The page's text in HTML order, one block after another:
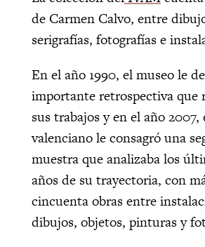
de Carmen Calvo, entre
serigrafías, fotografías e
En el año 1990, el museo le
importante retrospectiva que
sus trabajos y en el año 2007,
valenciano le consagró una
muestra que analizaba los
años de su trayectoria, con
cincuenta obras entre
dibujos, objetos, pinturas y